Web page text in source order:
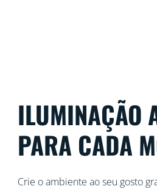
ILUMINAÇÃO
PARA CADA
Crie o ambiente ao seu gosto